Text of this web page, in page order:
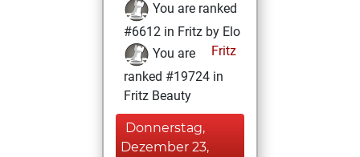
You are ranked
#6612 in Fritz by Elo
Fritz
You are
ranked #19724 in
Fritz Beauty
Donnerstag,
Dezember 23,